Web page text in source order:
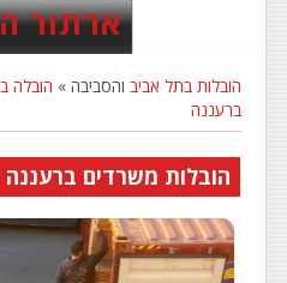
ארתור
הובלות בתל אביב והסביבה » הובלה
ברעננה
הובלות משרדים ברעננה